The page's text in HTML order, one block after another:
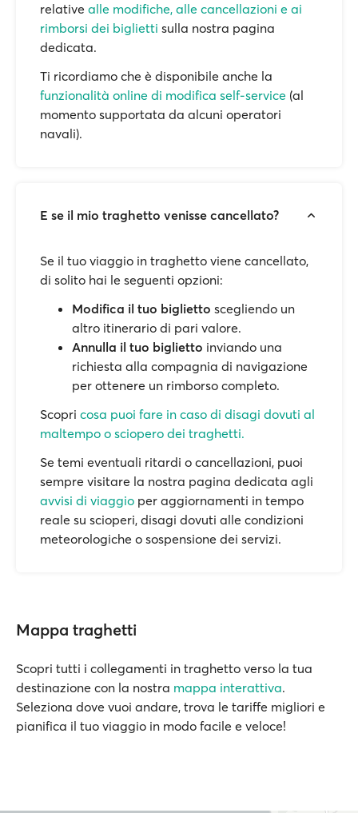
relative alle modifiche, alle cancellazioni e ai
rimborsi dei biglietti sulla nostra pagina
dedicata.
Ti ricordiamo che è disponibile anche la
funzionalità online di modifica self-service (al
momento supportata da alcuni operatori
navali).
E se il mio traghetto venisse cancellato?
Se il tuo viaggio in traghetto viene cancellato,
di solito hai le seguenti opzioni:
Modifica il tuo biglietto scegliendo un
altro itinerario di pari valore.
Annulla il tuo biglietto inviando una
richiesta alla compagnia di navigazione
per ottenere un rimborso completo.
Scopri cosa puoi fare in caso di disagi dovuti al
maltempo o sciopero dei traghetti.
Se temi eventuali ritardi o cancellazioni, puoi
sempre visitare la nostra pagina dedicata agli
avvisi di viaggio per aggiornamenti in tempo
reale su scioperi, disagi dovuti alle condizioni
meteorologiche o sospensione dei servizi.
Mappa traghetti
Scopri tutti i collegamenti in traghetto verso la tua
destinazione con la nostra mappa interattiva.
Seleziona dove vuoi andare, trova le tariffe migliori e
pianifica il tuo viaggio in modo facile e veloce!